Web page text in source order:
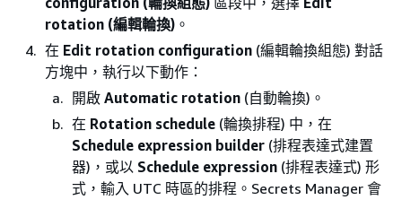
rotation (編輯輪換) 。
在 Edit rotation configuration (編輯輪換組態) 對話
方塊中，執行以下動作：
開啟 Automatic rotation (自動輪換)。
在 Rotation schedule (輪換排程) 中，在
Schedule expression builder (排程表達式建置
器)，或以 Schedule expression (排程表達式) 形
式，輸入 UTC 時區的排程。Secrets Manager 會